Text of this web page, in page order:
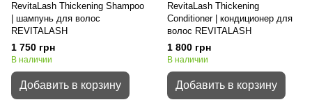
RevitaLash Thickening Shampoo
| шампунь для волос
REVITALASH
1 750 грн
В наличии
Добавить в корзину
RevitaLash Thickening
Conditioner | кондиционер для
волос REVITALASH
1 800 грн
В наличии
Добавить в корзину